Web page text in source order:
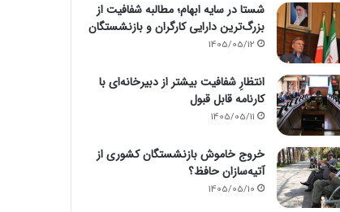
شستا در سایه ابهام؛ مطالبه شفافیت از
بزرگ‌ترین دارایی کارگران و بازنشستگان
1405/05/12
انتظارِ شفافیت بیشتر از دبیرخانه‌ای با
کارنامه قابل قبول
1405/05/11
خروج خاموش بازنشستگان کشوری از
آتیه‌سازان حافظ؟
1405/05/10